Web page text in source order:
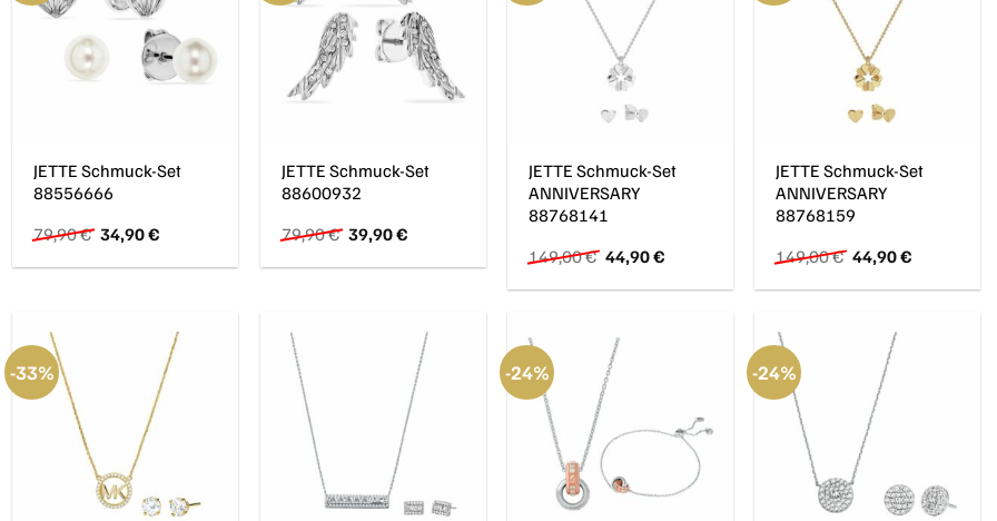
JETTE Schmuck-Set
88556666
79,90€ Ursprünglicher
Preis
war:
34,90€Aktueller
ist:
JETTE Schmuck-Set
88600932
79,90€ Ursprünglicher
Preis
war:
39,90€Aktueller
ist:
JETTE Schmuck-Set
ANNIVERSARY
88768141
149,00€ Ursprünglicher
Preis
war:
44,90€Aktueller
ist:
JETTE Schmuck-Set
ANNIVERSARY
88768159
149,00€ Ursprünglicher
Preis
war:
44,90€Aktueller
ist:
-33% -24% -24%